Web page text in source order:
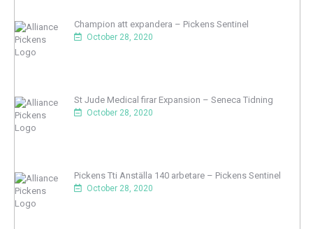
Champion att expandera – Pickens Sentinel
October 28, 2020
St Jude Medical firar Expansion – Seneca Tidning
October 28, 2020
Pickens Tti Anställa 140 arbetare – Pickens Sentinel
October 28, 2020